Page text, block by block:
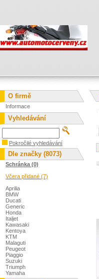
O firmě
Informace
Vyhledávání
Pokročilé vyhledávání
Dle značky (8073)
Schránka (0)
Včera přidané (7)
Aprilia
BMW
Ducati
Generic
Honda
Italjet
Kawasaki
Kentoya
KTM
Malaguti
Peugeot
Piaggio
Suzuki
Triumph
Yamaha